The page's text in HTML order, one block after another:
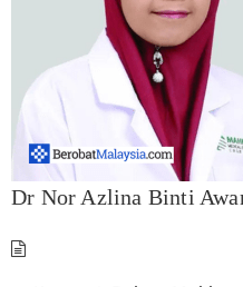
Dr Nor Azlina Binti